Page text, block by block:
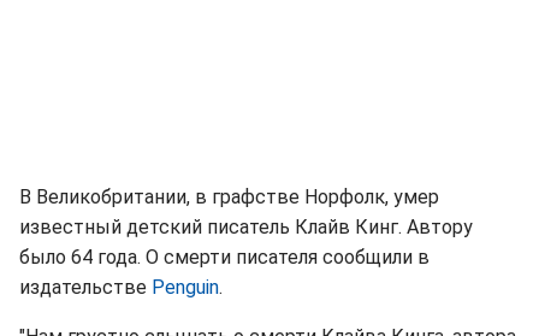
В Великобритании, в графстве Норфолк, умер
известный детский писатель Клайв Кинг. Автору
было 64 года. О смерти писателя сообщили в
издательстве Penguin.